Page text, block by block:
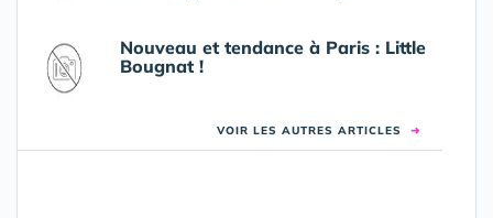
Nouveau et tendance à Paris : Little
Bougnat !
VOIR LES AUTRES ARTICLES ➜